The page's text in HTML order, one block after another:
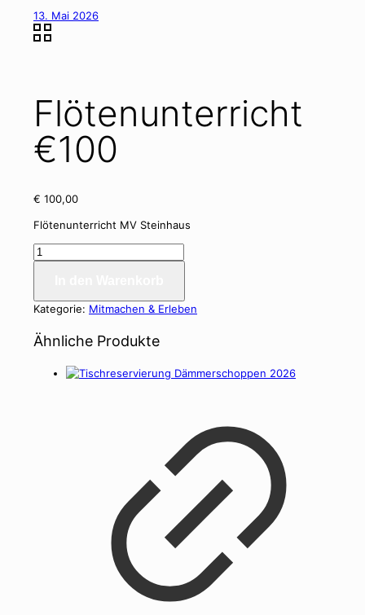
13. Mai 2026
Flötenunterricht
€100
€ 100,00
Flötenunterricht MV Steinhaus
Flötenunterricht
€100
Kategorie: Mitmachen & Erleben
Ähnliche Produkte